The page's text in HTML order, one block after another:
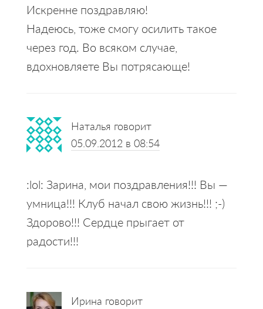
Искренне поздравляю!
Надеюсь, тоже смогу осилить такое
через год. Во всяком случае,
вдохновляете Вы потрясающе!
Наталья говорит
05.09.2012 в 08:54
:lol: Зарина, мои поздравления!!! Вы —
умница!!! Клуб начал свою жизнь!!! ;-)
Здорово!!! Сердце прыгает от
радости!!!
Ирина говорит